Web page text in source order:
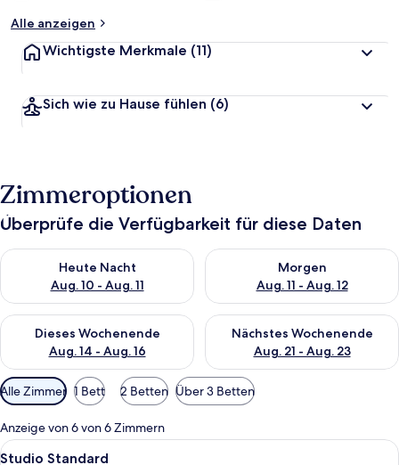
Alle anzeigen
Wichtigste Merkmale (11)
Sich wie zu Hause fühlen (6)
Zimmeroptionen
Überprüfe die Verfügbarkeit für diese Daten
Heute Nacht
Aug. 10 - Aug. 11
Überprüfe die Verfügbarkeit für heute Nacht, Aug. 10 - Aug.
Morgen
Aug. 11 - Aug. 12
Überprüfe die Verfügbarkeit
Dieses Wochenende
Aug. 14 - Aug. 16
Überprüfe die Verfügbarkeit für dieses Wochenende, Aug. 14
Nächstes Wochenende
Aug. 21 - Aug. 23
Überprüfe die Verfügbarkeit
Verfügbare
Filter
für
Zimmer
Alle Zimmer 1 Bett 2 Betten Über 3 Betten
Anzeige von 6 von 6 Zimmern
Alle
Ein Hotelzimmer mit zwei Betten,
7
Studio Standard